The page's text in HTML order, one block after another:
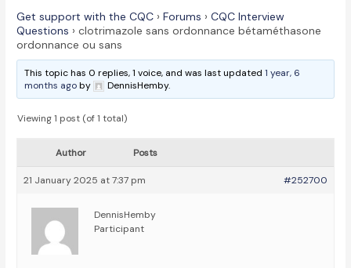
Get support with the CQC › Forums › CQC Interview
Questions › clotrimazole sans ordonnance bétaméthasone
ordonnance ou sans
This topic has 0 replies, 1 voice, and was last updated1 year, 6
months agoby DennisHemby.
Viewing 1 post (of 1 total)
Author Posts
21 January 2025 at 7:37 pm #252700
DennisHemby
Participant